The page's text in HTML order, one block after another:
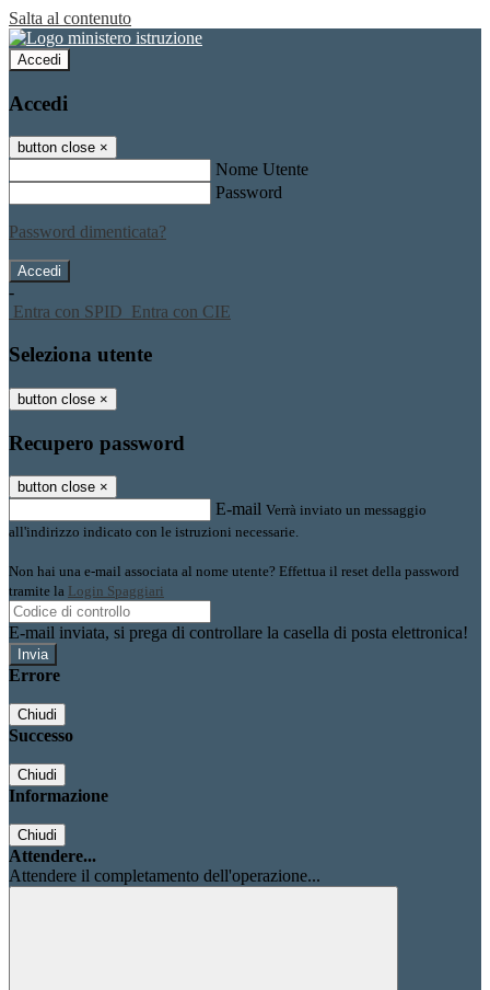
Salta al contenuto
Accedi
Accedi
button close ×
Nome Utente
Password
Password dimenticata?
-
Entra con SPID Entra con CIE
Seleziona utente
button close ×
Recupero password
button close ×
E-mail Verrà inviato un messaggio
all'indirizzo indicato con le istruzioni necessarie.
Non hai una e-mail associata al nome utente? Effettua il reset della password
tramite la Login Spaggiari
E-mail inviata, si prega di controllare la casella di posta elettronica!
Errore
Chiudi
Successo
Chiudi
Informazione
Chiudi
Attendere...
Attendere il completamento dell'operazione...